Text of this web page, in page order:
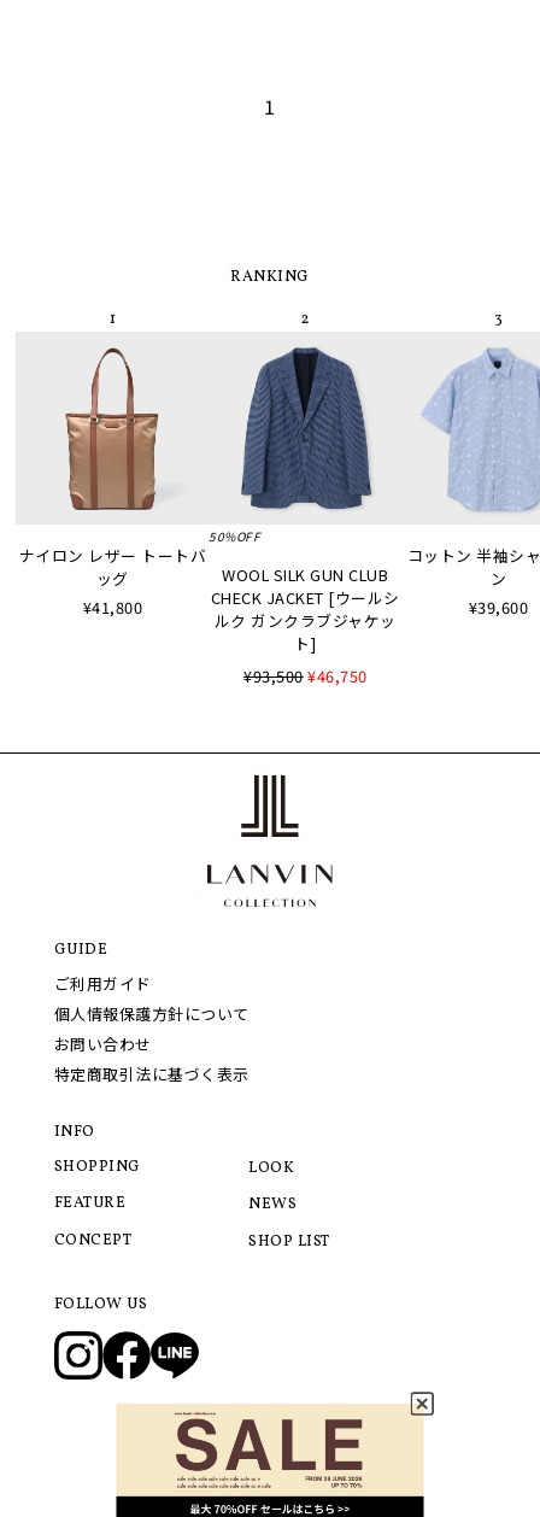
1
RANKING
ナイロン レザー トートバ
ッグ
¥41,800
50%OFF
WOOL SILK GUN CLUB
CHECK JACKET [ウールシ
ルク ガンクラブジャケッ
ト]
¥93,500¥46,750
コットン 半袖シ
ン
¥39,600
GUIDE
ご利用ガイド
個人情報保護方針について
お問い合わせ
特定商取引法に基づく表示
INFO
SHOPPING
FEATURE
CONCEPT
LOOK
NEWS
SHOP LIST
FOLLOW US
© 2021 LANVIN COLLECTION